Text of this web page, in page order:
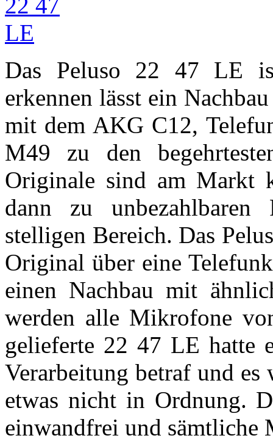
Das Peluso 22 47 LE
erkennen lässt ein
mit dem AKG C12,
M49 zu den
Originale sind am Markt
dann zu
stelligen Bereich. Das
Original über eine
einen Nachbau mit
werden alle Mikrofone
gelieferte 22 47 LE hatte
Verarbeitung betraf und
etwas nicht in Ordnung.
einwandfrei und sämtliche